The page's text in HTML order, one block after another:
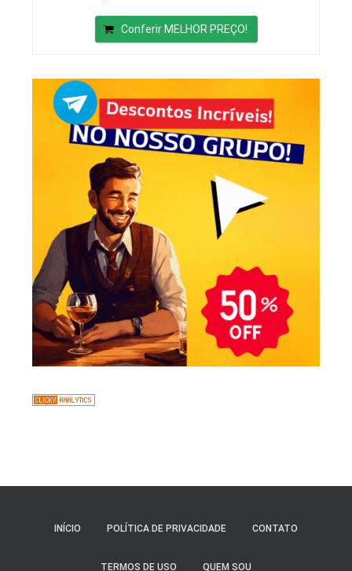
Conferir MELHOR PREÇO!
INÍCIO POLÍTICA DE PRIVACIDADE CONTATO
TERMOS DE USO QUEM SOU